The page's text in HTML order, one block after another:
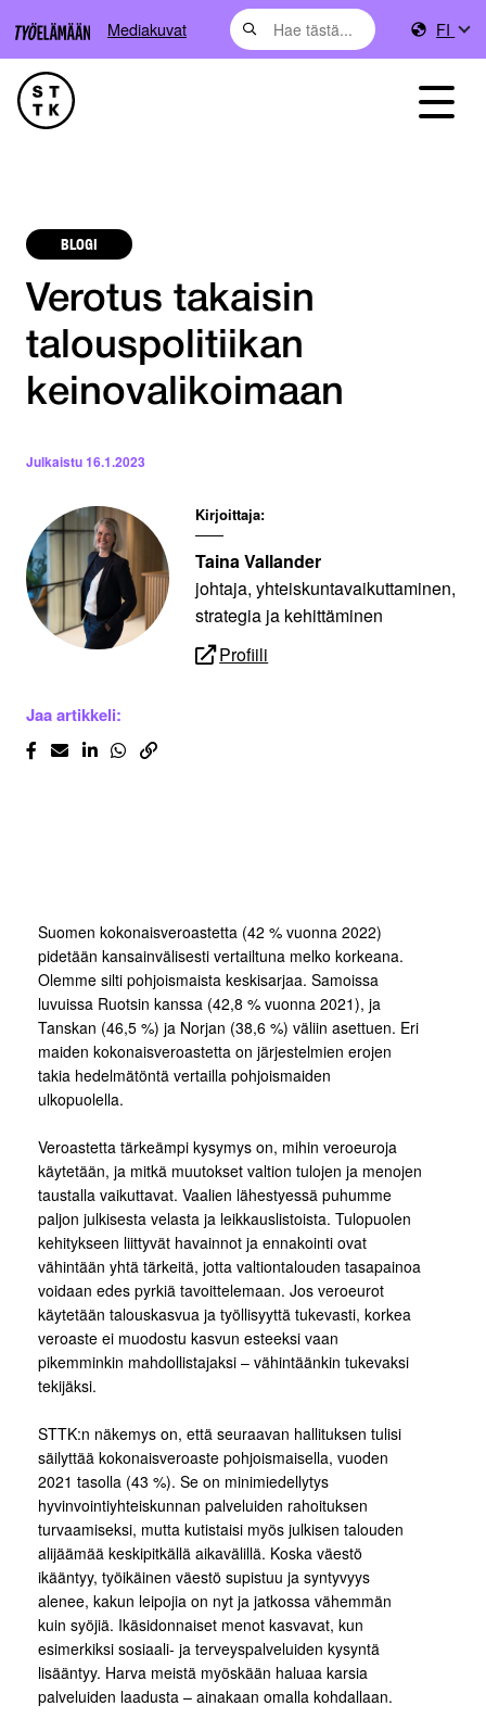
Mediakuvat FI
BLOGI
Verotus takaisin
talouspolitiikan
keinovalikoimaan
Julkaistu16.1.2023
Kirjoittaja:
Taina Vallander
johtaja, yhteiskuntavaikuttaminen,
strategia ja kehittäminen
Profiili
Jaa artikkeli:
Suomen kokonaisveroastetta (42 % vuonna 2022)
pidetään kansainvälisesti vertailtuna melko korkeana.
Olemme silti pohjoismaista keskisarjaa. Samoissa
luvuissa Ruotsin kanssa (42,8 % vuonna 2021), ja
Tanskan (46,5 %) ja Norjan (38,6 %) väliin asettuen. Eri
maiden kokonaisveroastetta on järjestelmien erojen
takia hedelmätöntä vertailla pohjoismaiden
ulkopuolella.
Veroastetta tärkeämpi kysymys on, mihin veroeuroja
käytetään, ja mitkä muutokset valtion tulojen ja menojen
taustalla vaikuttavat. Vaalien lähestyessä puhumme
paljon julkisesta velasta ja leikkauslistoista. Tulopuolen
kehitykseen liittyvät havainnot ja ennakointi ovat
vähintään yhtä tärkeitä, jotta valtiontalouden tasapainoa
voidaan edes pyrkiä tavoittelemaan. Jos veroeurot
käytetään talouskasvua ja työllisyyttä tukevasti, korkea
veroaste ei muodostu kasvun esteeksi vaan
pikemminkin mahdollistajaksi – vähintäänkin tukevaksi
tekijäksi.
STTK:n näkemys on, että seuraavan hallituksen tulisi
säilyttää kokonaisveroaste pohjoismaisella, vuoden
2021 tasolla (43 %). Se on minimiedellytys
hyvinvointiyhteiskunnan palveluiden rahoituksen
turvaamiseksi, mutta kutistaisi myös julkisen talouden
alijäämää keskipitkällä aikavälillä. Koska väestö
ikääntyy, työikäinen väestö supistuu ja syntyvyys
alenee, kakun leipojia on nyt ja jatkossa vähemmän
kuin syöjiä. Ikäsidonnaiset menot kasvavat, kun
esimerkiksi sosiaali- ja terveyspalveluiden kysyntä
lisääntyy. Harva meistä myöskään haluaa karsia
palveluiden laadusta – ainakaan omalla kohdallaan.